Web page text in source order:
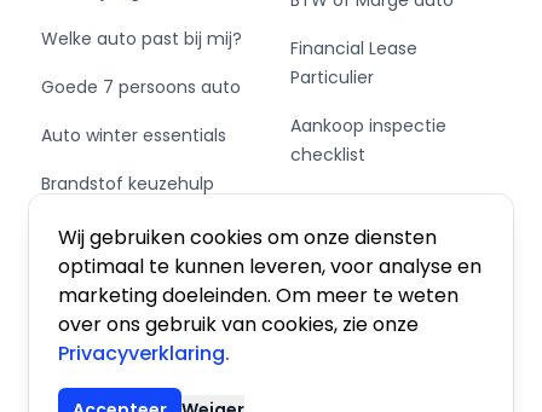
Wij gebruiken cookies om onze diensten
optimaal te kunnen leveren, voor analyse en
marketing doeleinden. Om meer te weten
over ons gebruik van cookies, zie onze
Privacyverklaring.
- Cruise control adaptief met Stop&Go en
- Dodehoekdetectie met correctie
- Kruisend verkeer detectie
- Rijstrooksensor met correctie
- Uitwijk assistent
Pakket: M Sportpakket Pro
- Koplampen adaptief
- Koplampen donker (matrix/LED)
Welke auto past bij mij?
Goede 7 persoons auto
Auto winter essentials
Brandstof keuzehulp
Schakel of automaat?
Financial Lease
Particulier
Aankoop inspectie
checklist
Private Leasen,
Financieren of Kopen?